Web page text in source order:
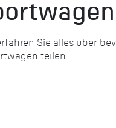
Sie alles über
teilen.